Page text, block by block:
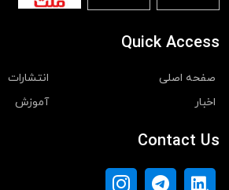
Quick Access
صفحه اصلی
انتشارات
اخبار
آموزش
Contact Us